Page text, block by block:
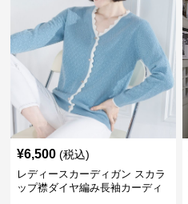
¥6,500 (税込)
レディースカーディガン スカラ
ップ襟ダイヤ編み長袖カーディ